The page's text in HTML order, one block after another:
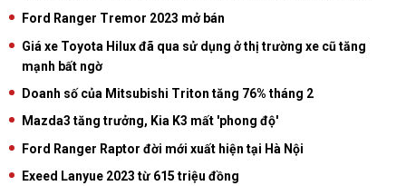
Ford Ranger Tremor 2023 mở bán
Giá xe Toyota Hilux đã qua sử dụng ở thị trường xe cũ tăng
mạnh bất ngờ
Doanh số của Mitsubishi Triton tăng 76% tháng 2
Mazda3 tăng trưởng, Kia K3 mất 'phong độ'
Ford Ranger Raptor đời mới xuất hiện tại Hà Nội
Exeed Lanyue 2023 từ 615 triệu đồng